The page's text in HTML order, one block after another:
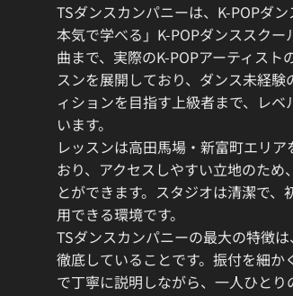
TSダンスカンパニーは、K-POPダ
本気で学べる」K-POPダンススク
曲まで、実際のK-POPアーティス
スンを展開しており、ダンス未経
ィションを目指す上級者まで、レ
います。
レッスンは高田馬場・新富町エリ
おり、アクセスしやすい立地のた
とができます。スタジオは清潔で
用できる環境です。
TSダンスカンパニーの最大の特徴
徹底していることです。振付を細
で丁寧に説明しながら、一人ひと